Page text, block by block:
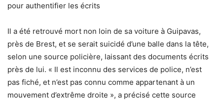
pour authentifier les écrits
Il a été retrouvé mort non loin de sa voiture à Guipavas,
près de Brest, et se serait suicidé d’une balle dans la tête,
selon une source policière, laissant des documents écrits
près de lui. « Il est inconnu des services de police, n’est
pas fiché, et n’est pas connu comme appartenant à un
mouvement d’extrême droite », a précisé cette source